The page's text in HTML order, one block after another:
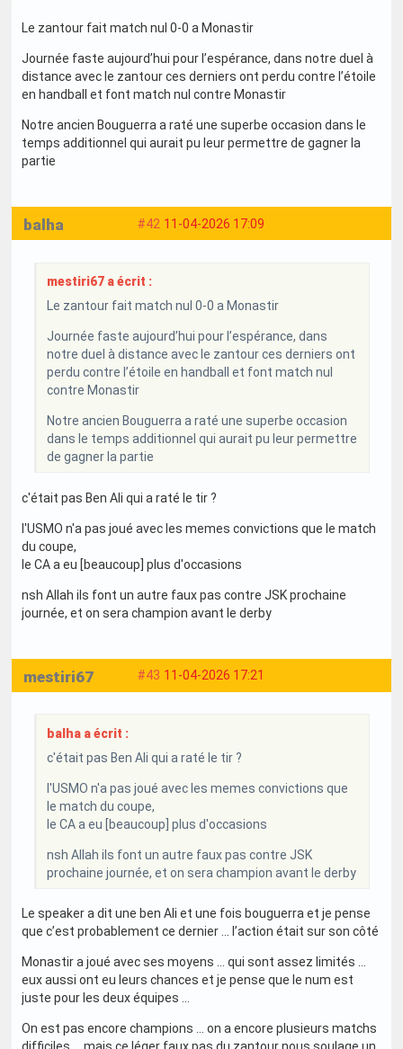
Le zantour fait match nul 0-0 a Monastir
Journée faste aujourd’hui pour l’espérance, dans notre duel à
distance avec le zantour ces derniers ont perdu contre l’étoile
en handball et font match nul contre Monastir
Notre ancien Bouguerra a raté une superbe occasion dans le
temps additionnel qui aurait pu leur permettre de gagner la
partie
#42 11-04-2026 17:09
balha
mestiri67 a écrit :
Le zantour fait match nul 0-0 a Monastir
Journée faste aujourd’hui pour l’espérance, dans
notre duel à distance avec le zantour ces derniers ont
perdu contre l’étoile en handball et font match nul
contre Monastir
Notre ancien Bouguerra a raté une superbe occasion
dans le temps additionnel qui aurait pu leur permettre
de gagner la partie
c'était pas Ben Ali qui a raté le tir ?
l'USMO n'a pas joué avec les memes convictions que le match
du coupe,
le CA a eu [beaucoup] plus d'occasions
nsh Allah ils font un autre faux pas contre JSK prochaine
journée, et on sera champion avant le derby
#43 11-04-2026 17:21
mestiri67
balha a écrit :
c'était pas Ben Ali qui a raté le tir ?
l'USMO n'a pas joué avec les memes convictions que
le match du coupe,
le CA a eu [beaucoup] plus d'occasions
nsh Allah ils font un autre faux pas contre JSK
prochaine journée, et on sera champion avant le derby
Le speaker a dit une ben Ali et une fois bouguerra et je pense
que c’est probablement ce dernier … l’action était sur son côté
Monastir a joué avec ses moyens … qui sont assez limités …
eux aussi ont eu leurs chances et je pense que le num est
juste pour les deux équipes …
On est pas encore champions … on a encore plusieurs matchs